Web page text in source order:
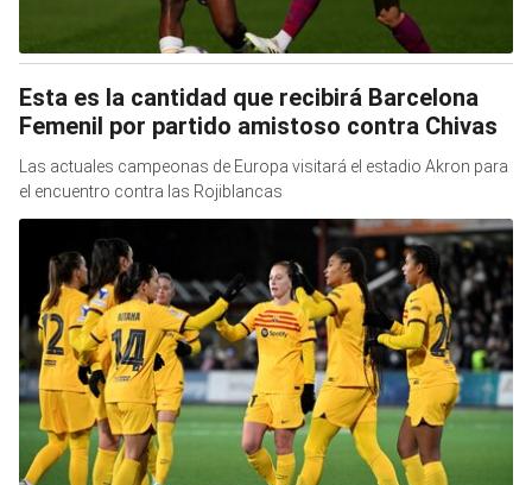
Esta es la cantidad que recibirá Barcelona
Femenil por partido amistoso contra Chivas
Las actuales campeonas de Europa visitará el estadio Akron para
el encuentro contra las Rojiblancas